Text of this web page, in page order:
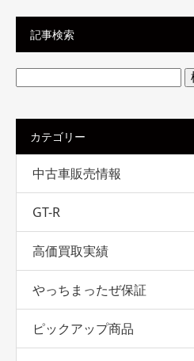
記事検索
検
索:
カテゴリー
中古車販売情報
GT-R
高価買取実績
やっちまったぜ保証
ピックアップ商品